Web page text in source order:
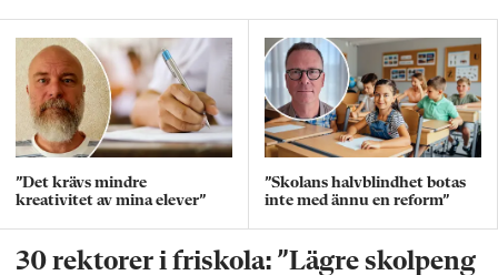
”Det krävs mindre
kreativitet av mina elever”
”Skolans halvblindhet botas
inte med ännu en reform”
30 rektorer i friskola: ”Lägre skolpeng